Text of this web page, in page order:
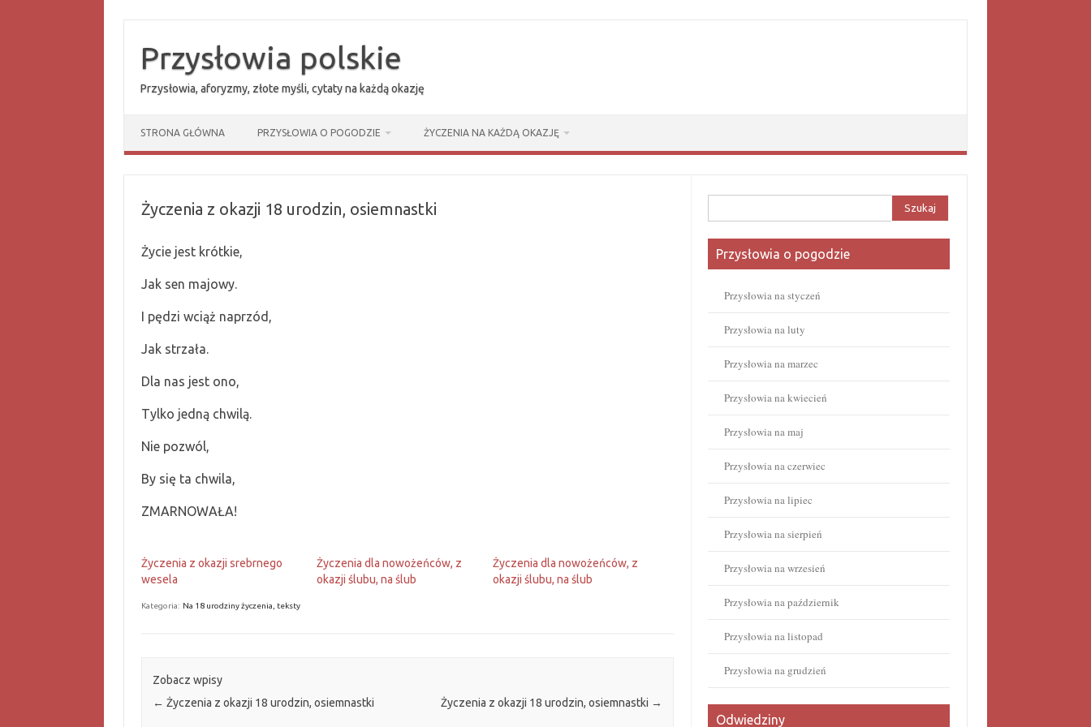
treściPrzysłowia polskie
Przysłowia, aforyzmy, złote myśli, cytaty na każdą okazję
STRONA GŁÓWNA PRZYSŁOWIA O POGODZIE ŻYCZENIA NA KAŻDĄ OKAZJĘ
Życzenia z okazji 18 urodzin, osiemnastki
Życie jest krótkie,
Jak sen majowy.
I pędzi wciąż naprzód,
Jak strzała.
Dla nas jest ono,
Tylko jedną chwilą.
Nie pozwól,
By się ta chwila,
ZMARNOWAŁA!
Życzenia z okazji srebrnego
wesela
Życzenia dla nowożeńców, z
okazji ślubu, na ślub
Życzenia dla nowożeńców, z
okazji ślubu, na ślub
Kategoria: Na 18 urodziny życzenia, teksty
Zobacz wpisy
← Życzenia z okazji 18 urodzin, osiemnastki Życzenia z okazji 18 urodzin, osiemnastki →
Przysłowia o pogodzie
Przysłowia na styczeń
Przysłowia na luty
Przysłowia na marzec
Przysłowia na kwiecień
Przysłowia na maj
Przysłowia na czerwiec
Przysłowia na lipiec
Przysłowia na sierpień
Przysłowia na wrzesień
Przysłowia na październik
Przysłowia na listopad
Przysłowia na grudzień
Odwiedziny